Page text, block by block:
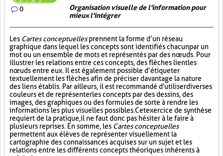
0
Organisation visuelle de l'information pour
mieux l'intégrer
Les Cartes conceptuellesprennent la forme d’un réseau
graphique dans lequel les concepts sont identifiés chacun par un
mot ou un ensemble de mots et représentés par des nœuds. Pour
illustrer les relations entre ces concepts, des flèches lient les
nœuds entre eux. Il est également possible d’étiqueter
textuellement les flèches afin de préciser davantage la nature
des liens établis. Par ailleurs, il est recommandé d'utiliser diverses
couleurs et de représenter les concepts par des dessins, des
images, des graphiques ou des formules de sorte à rendre les
informations les plus visuelles possibles. Cet exercice de synthèse
requiert de la pratique, il ne faut donc pas hésiter à le faire à
plusieurs reprises. En somme, les Cartes conceptuelles
permettent aux élèves de représenter visuellement la
cartographie des connaissances acquises sur un sujet et les
relations entre les différents concepts théoriques inhérents à